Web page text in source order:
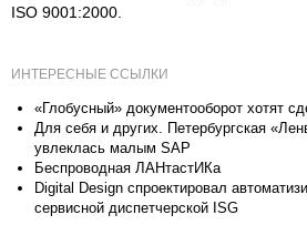
ISO 9001:2000.
ИНТЕРЕСНЫЕ ССЫЛКИ
«Глобусный» документооборот хотят
Для себя и других. Петербургская
увлеклась малым SAP
Беспроводная ЛАНтастИКа
Digital Design спроектировал
сервисной диспетчерской ISG